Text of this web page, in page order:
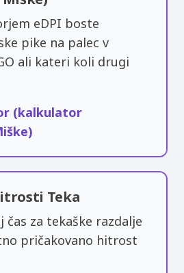
eDPI boste
pike na palec v
ali kateri koli drugi
(kalkulator
Teka
čas za tekaške razdalje
pričakovano hitrost